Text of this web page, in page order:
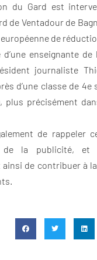
du Gard est
de Ventadour de
européenne de
enseignante de
journaliste
d’une classe de 4e
plus précisément
de rappeler
de la publicité,
ainsi de contribuer à